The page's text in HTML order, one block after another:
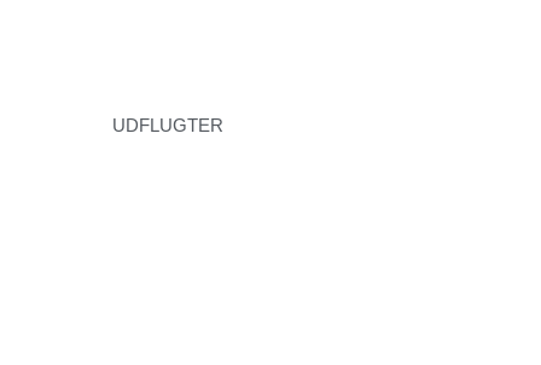
UDFLUGTER